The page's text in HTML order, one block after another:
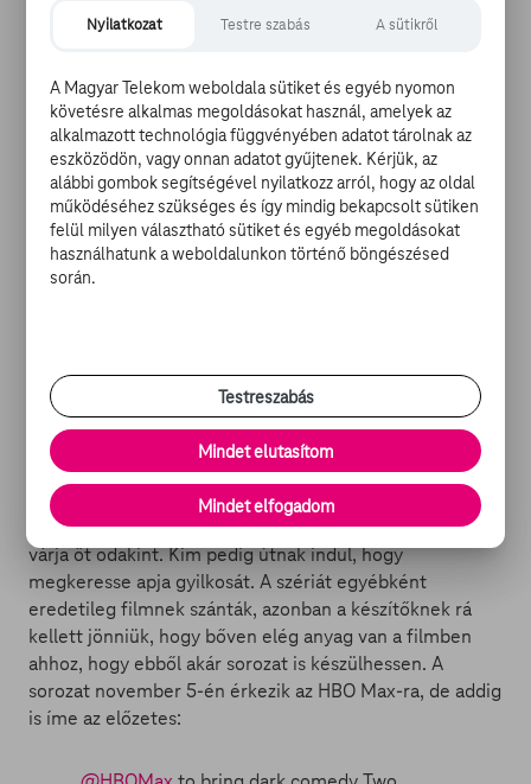
is together...
pic.twitter.com/hiBlTLuTbw
— Songbird (@Songbird) October 29, 2020
Maisie Williams megint bosszút áll
Új sorozatában, a Two Weeks to Live-ben ugyanis egy
fiatal nőt, névszerint Kim Noakes-t játssza, aki évek apja
meggyilkolása óta zárkózottan él anyjával, aki a
világvégére készül épp. Kim viszont egy szép napon
vígjátéksorozat az Egyesült Királyságban már lement, az
Egyesült Államokban azonban még csak ezután kerül
majd műsorra az HBO Max-on.A sorozat egy amolyan
képregényszerű mese, amiben egy fiatal lány rájön,
hogy az életét eddig túlságosan is ingerszegényen élte
a semmi közepén, miközben a világ ezernyi kalanddal
várja őt odakint. Kim pedig útnak indul, hogy
megkeresse apja gyilkosát. A szériát egyébként
eredetileg filmnek szánták, azonban a készítőknek rá
kellett jönniük, hogy bőven elég anyag van a filmben
ahhoz, hogy ebből akár sorozat is készülhessen. A
sorozat november 5-én érkezik az HBO Max-ra, de addig
is íme az előzetes:
Nyilatkozat Testre szabás A sütikről
A Magyar Telekom weboldala sütiket és egyéb nyomon
követésre alkalmas megoldásokat használ, amelyek az
alkalmazott technológia függvényében adatot tárolnak az
eszközödön, vagy onnan adatot gyűjtenek. Kérjük, az
alábbi gombok segítségével nyilatkozz arról, hogy az oldal
működéséhez szükséges és így mindig bekapcsolt sütiken
felül milyen választható sütiket és egyéb megoldásokat
használhatunk a weboldalunkon történő böngészésed
során.
Testreszabás
Mindet elutasítom
Mindet elfogadom